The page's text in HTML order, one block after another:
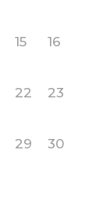
15 16
22 23
29 30